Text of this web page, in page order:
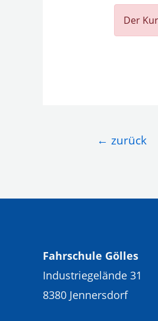
Der
← zurück
Fahrschule Gölles
Industriegelände 31
8380 Jennersdorf